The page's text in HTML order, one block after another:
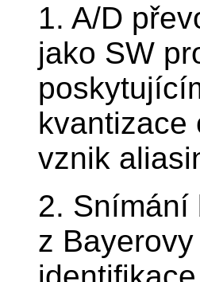
1. A/D
jako SW
kvantizace
vznik
2. Snímání
z